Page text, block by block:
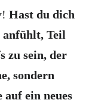
Hast du dich
anfühlt, Teil
zu sein, der
sondern
auf ein neues